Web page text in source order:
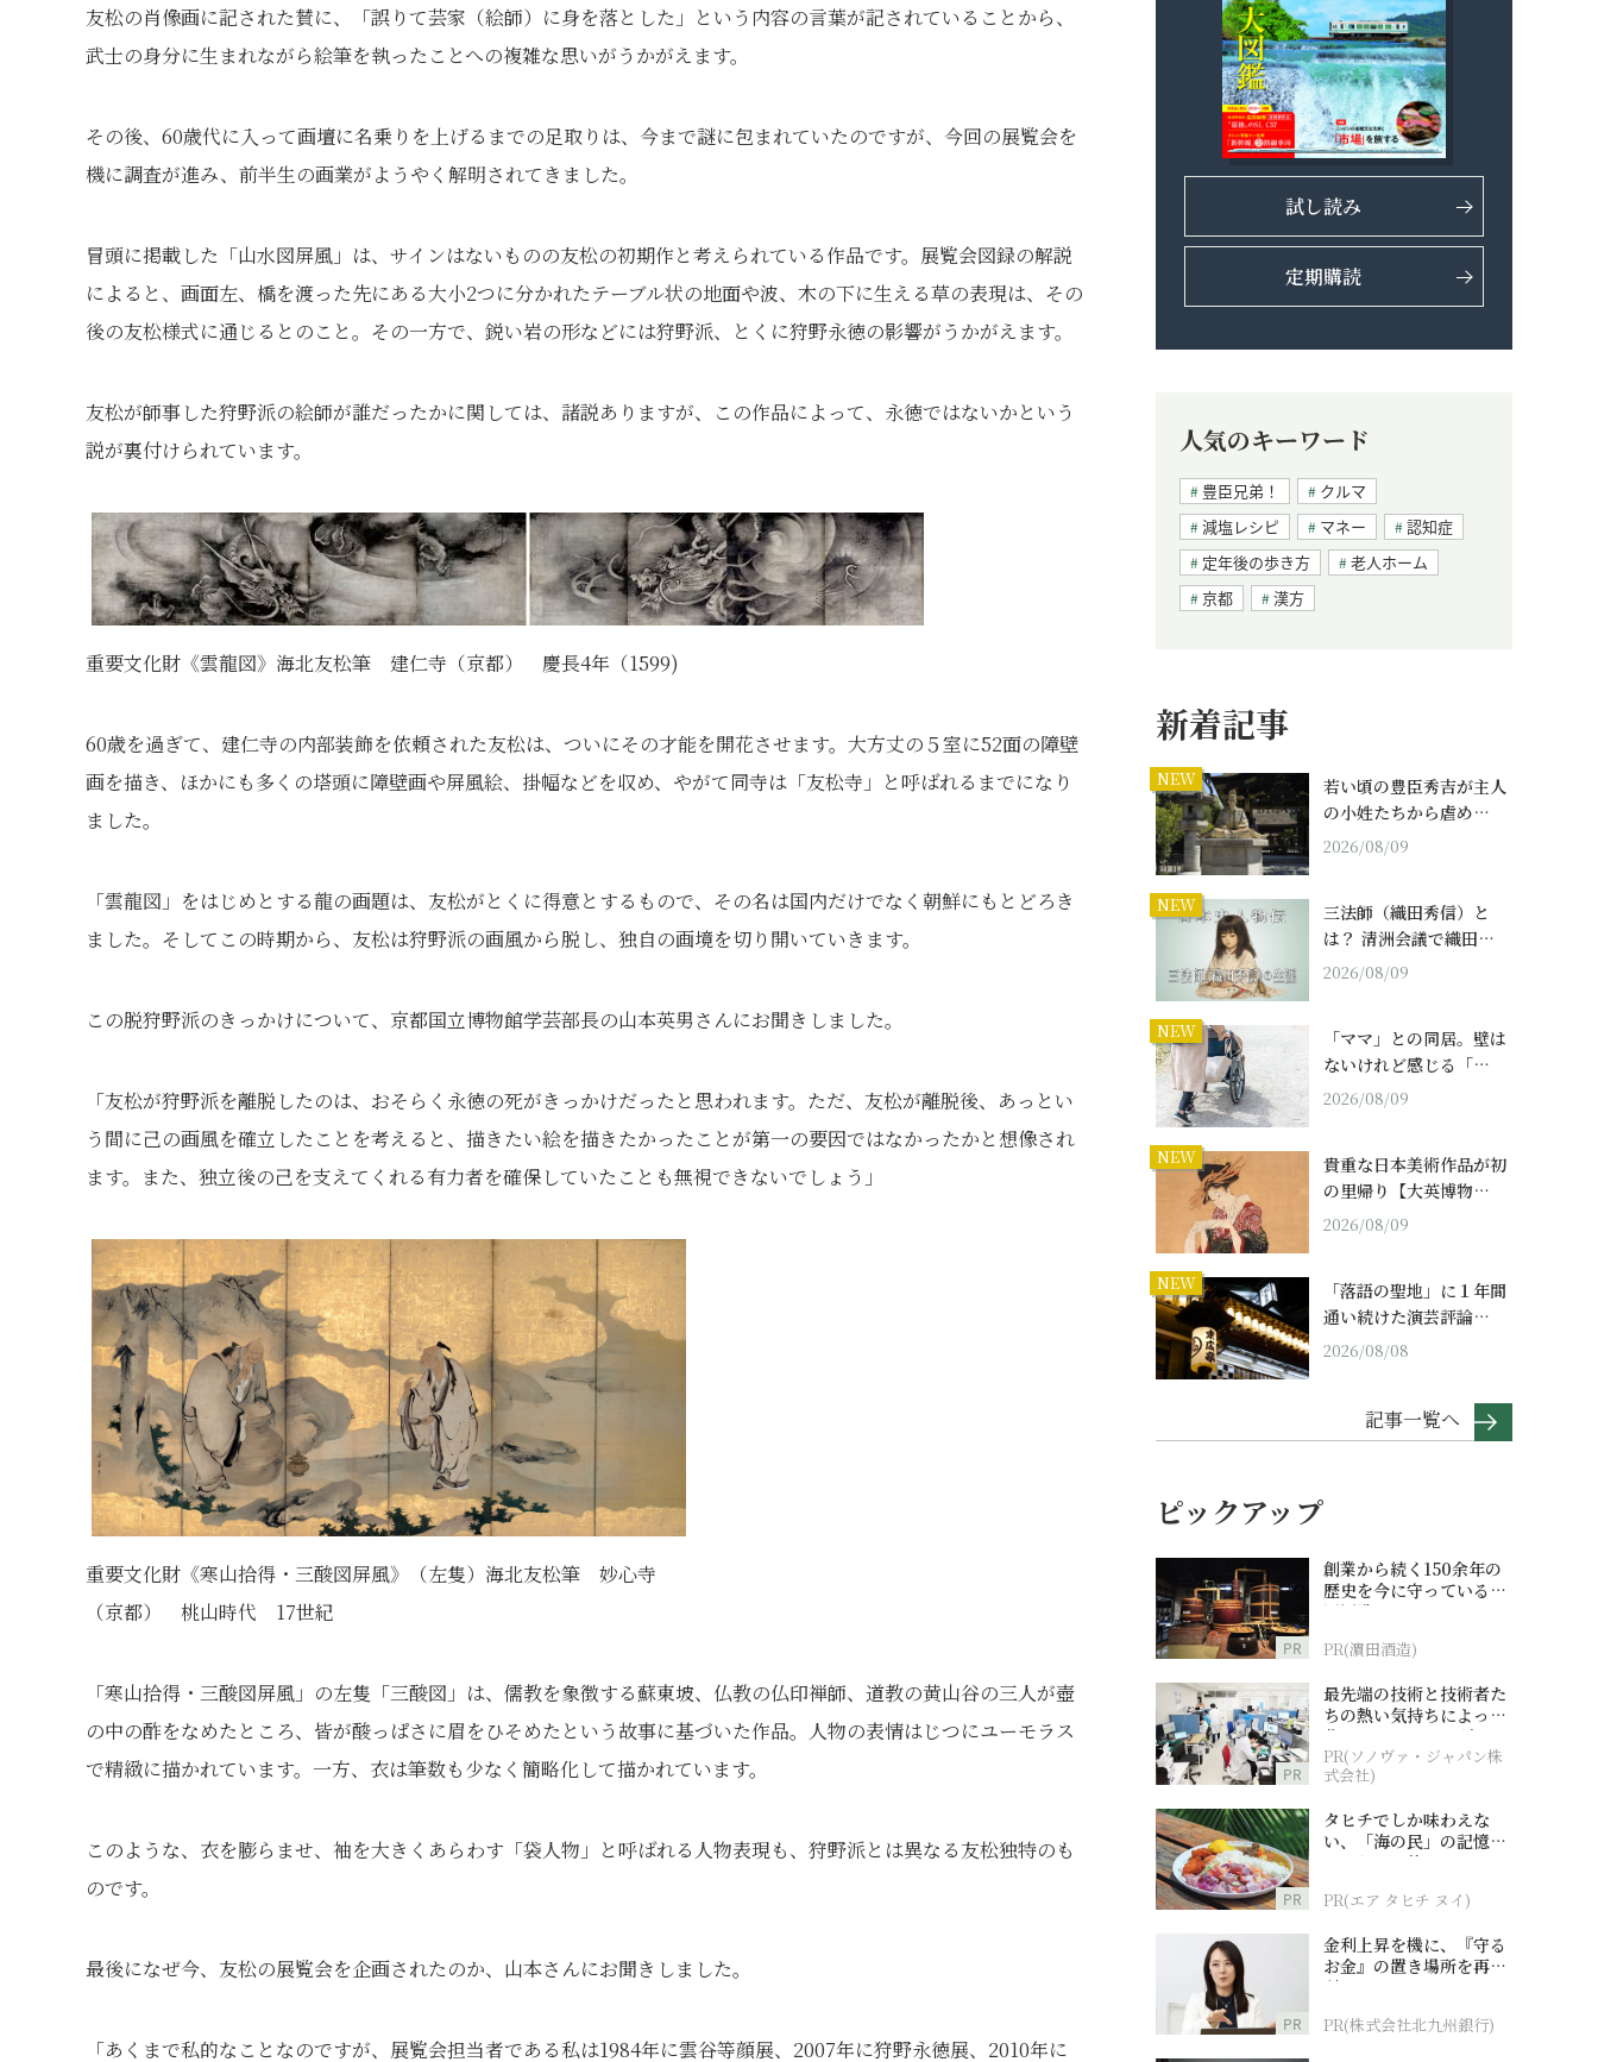
友松の肖像画に記された賛に、「誤りて芸家（絵師）に身を落とした」という内容の言葉が記されていることから、
武士の身分に生まれながら絵筆を執ったことへの複雑な思いがうかがえます。
その後、60歳代に入って画壇に名乗りを上げるまでの足取りは、今まで謎に包まれていたのですが、今回の展覧会を
機に調査が進み、前半生の画業がようやく解明されてきました。
冒頭に掲載した「山水図屏風」は、サインはないものの友松の初期作と考えられている作品です。展覧会図録の解説
によると、画面左、橋を渡った先にある大小2つに分かれたテーブル状の地面や波、木の下に生える草の表現は、その
後の友松様式に通じるとのこと。その一方で、鋭い岩の形などには狩野派、とくに狩野永徳の影響がうかがえます。
友松が師事した狩野派の絵師が誰だったかに関しては、諸説ありますが、この作品によって、永徳ではないかという
説が裏付けられています。
重要文化財《雲龍図》海北友松筆 建仁寺（京都） 慶長4年（1599)
60歳を過ぎて、建仁寺の内部装飾を依頼された友松は、ついにその才能を開花させます。大方丈の５室に52面の障壁
画を描き、ほかにも多くの塔頭に障壁画や屏風絵、掛幅などを収め、やがて同寺は「友松寺」と呼ばれるまでになり
ました。
「雲龍図」をはじめとする龍の画題は、友松がとくに得意とするもので、その名は国内だけでなく朝鮮にもとどろき
ました。そしてこの時期から、友松は狩野派の画風から脱し、独自の画境を切り開いていきます。
この脱狩野派のきっかけについて、京都国立博物館学芸部長の山本英男さんにお聞きしました。
「友松が狩野派を離脱したのは、おそらく永徳の死がきっかけだったと思われます。ただ、友松が離脱後、あっとい
う間に己の画風を確立したことを考えると、描きたい絵を描きたかったことが第一の要因ではなかったかと想像され
ます。また、独立後の己を支えてくれる有力者を確保していたことも無視できないでしょう」
重要文化財《寒山拾得・三酸図屏風》（左隻）海北友松筆 妙心寺
（京都） 桃山時代 17世紀
「寒山拾得・三酸図屏風」の左隻「三酸図」は、儒教を象徴する蘇東坡、仏教の仏印禅師、道教の黄山谷の三人が壺
の中の酢をなめたところ、皆が酸っぱさに眉をひそめたという故事に基づいた作品。人物の表情はじつにユーモラス
で精緻に描かれています。一方、衣は筆数も少なく簡略化して描かれています。
このような、衣を膨らませ、袖を大きくあらわす「袋人物」と呼ばれる人物表現も、狩野派とは異なる友松独特のも
のです。
最後になぜ今、友松の展覧会を企画されたのか、山本さんにお聞きしました。
「あくまで私的なことなのですが、展覧会担当者である私は1984年に雲谷等顔展、2007年に狩野永徳展、2010年に
試し読み
定期購読
人気のキーワード
豊臣兄弟！
クルマ
減塩レシピ
マネー
認知症
定年後の歩き方
老人ホーム
京都
漢方
新着記事
NEW
若い頃の豊臣秀吉が主人
の小姓たちから虐め…
2026/08/09
NEW
三法師（織田秀信）と
は？ 清洲会議で織田…
2026/08/09
NEW
「ママ」との同居。壁は
ないけれど感じる「…
2026/08/09
NEW
貴重な日本美術作品が初
の里帰り【大英博物…
2026/08/09
NEW
「落語の聖地」に１年間
通い続けた演芸評論…
2026/08/08
記事一覧へ
ピックアップ
PR
創業から続く150余年の
歴史を今に守っている濵
田酒造
PR(濵田酒造)
PR
最先端の技術と技術者た
ちの熱い気持ちによって
作られているオーダーメ
イド補聴器
PR(ソノヴァ・ジャパン株
式会社)
PR
タヒチでしか味わえな
い、「海の民」の記憶へ
とつながる旅
PR(エア タヒチ ヌイ)
PR
金利上昇を機に、『守る
お金』の置き場所を再検
討
PR(株式会社北九州銀行)